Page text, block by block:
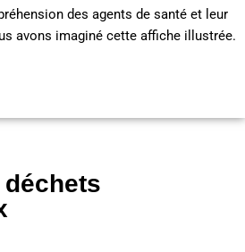
des agents de santé et leur
avons imaginé cette affiche illustrée.